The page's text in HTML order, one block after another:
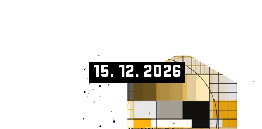
15. 12. 2026